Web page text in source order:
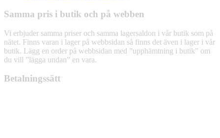
Samma pris i butik och på webben
Vi erbjuder samma priser och samma lagersaldon i vår butik som på
nätet. Finns varan i lager på webbsidan så finns det även i lager i vår
butik. Lägg en order på webbsidan med ”upphämtning i butik” om
du vill ”lägga undan” en vara.
Betalningssätt